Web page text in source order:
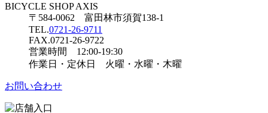
BICYCLE SHOP AXIS
〒584-0062 富田林市須賀138-1
TEL.0721-26-9711
FAX.0721-26-9722
営業時間 12:00-19:30
作業日・定休日 火曜・水曜・木曜
お問い合わせ